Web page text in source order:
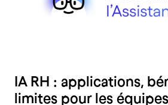
IA RH : applications,
limites pour les